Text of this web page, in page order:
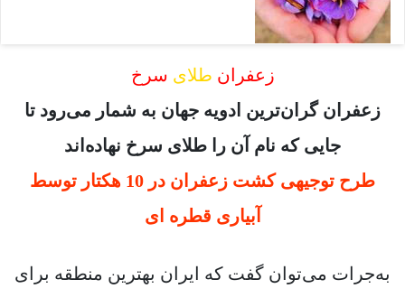
زعفران طلای سرخ
زعفران گران‌ترین ادویه جهان به شمار می‌رود تا
جایی که نام آن را طلای سرخ نهاده‌اند
طرح توجیهی کشت زعفران در 10 هکتار توسط
آبیاری قطره ای
به‌جرات می‌توان گفت که ایران بهترین منطقه برای